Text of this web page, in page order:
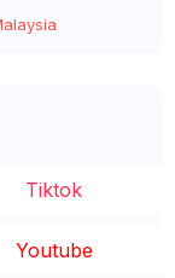
Tiktok
Youtube